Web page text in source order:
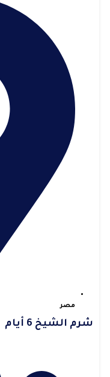
مصر
شرم الشيخ 6 أيام